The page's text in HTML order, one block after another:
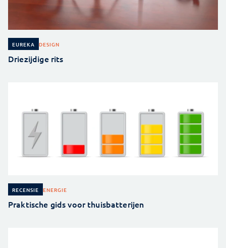
EUREKA DESIGN
Driezijdige rits
RECENSIE ENERGIE
Praktische gids voor thuisbatterijen